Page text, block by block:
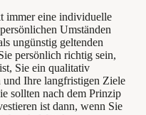
immer eine individuelle
Umständen
ungünstig geltenden
persönlich richtig sein,
Sie ein qualitativ
und Ihre langfristigen Ziele
sollten nach dem Prinzip
ist dann, wenn Sie